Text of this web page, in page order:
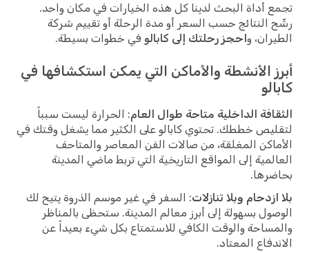
تجمع أداة البحث لدينا كل هذه الخيارات في مكان واحد.
رشّح النتائج حسب السعر أو مدة الرحلة أو تقييم شركة
الطيران، واحجز رحلتك إلى كابالو في خطوات بسيطة.
أبرز الأنشطة والأماكن التي يمكن استكشافها في
كابالو
الثقافة الداخلية متاحة طوال العام: الحرارة ليست سبباً
لتقليص خططك. تحتوي كابالو على الكثير مما يشغل وقتك في
الأماكن المغلقة، من صالات الفن المعاصر والمتاحف
العالمية إلى المواقع التاريخية التي تربط ماضي المدينة
بحاضرها.
بلا ازدحام وبلا تنازلات: السفر في غير موسم الذروة يتيح لك
الوصول بسهولة إلى أبرز معالم المدينة. ستحظى بالمناظر
والمساحة والوقت الكافي للاستمتاع بكل شيء بعيداً عن
الاندفاع المعتاد.